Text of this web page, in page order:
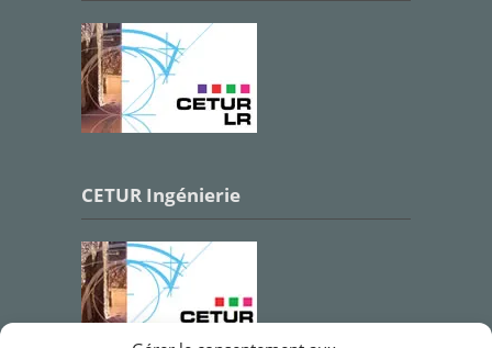
CETUR Ingénierie